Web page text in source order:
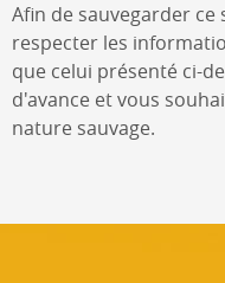
Afin de sauvegarder
respecter les
que celui présenté ci-
d'avance et vous
nature sauvage.